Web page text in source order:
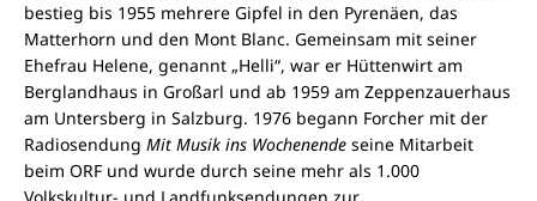
bestieg bis 1955 mehrere Gipfel in den Pyrenäen, das
Matterhorn und den Mont Blanc. Gemeinsam mit seiner
Ehefrau Helene, genannt „Helli“, war er Hüttenwirt am
Berglandhaus in Großarl und ab 1959 am Zeppenzauerhaus
am Untersberg in Salzburg. 1976 begann Forcher mit der
Radiosendung Mit Musik ins Wochenende seine Mitarbeit
beim ORF und wurde durch seine mehr als 1.000